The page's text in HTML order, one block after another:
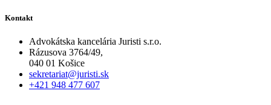
Kontakt
Advokátska kancelária Juristi s.r.o.
Rázusova 3764/49,
040 01 Košice
sekretariat@juristi.sk
+421 948 477 607